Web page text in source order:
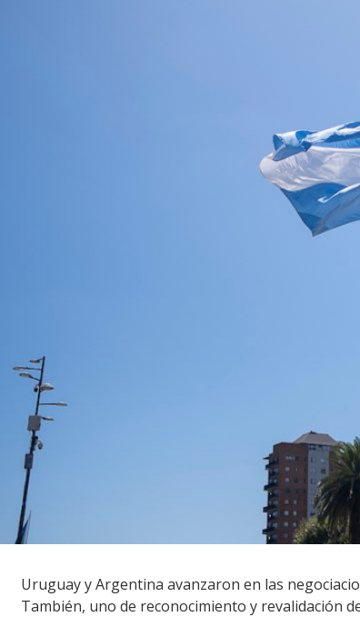
Facebook
Uruguay y Argentina avanzaron en las
También, uno de reconocimiento y revalidación